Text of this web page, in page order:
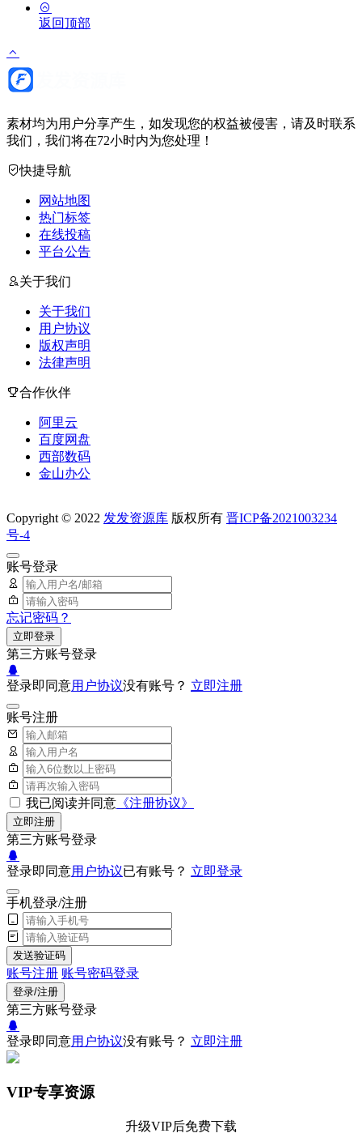
返回顶部
素材均为用户分享产生，如发现您的权益被侵害，请及时联系
我们，我们将在72小时内为您处理！
快捷导航
网站地图
热门标签
在线投稿
平台公告
关于我们
关于我们
用户协议
版权声明
法律声明
合作伙伴
阿里云
百度网盘
西部数码
金山办公
Copyright © 2022 发发资源库 版权所有 晋ICP备2021003234
号-4
账号登录
忘记密码？
立即登录
第三方账号登录
登录即同意用户协议没有账号？ 立即注册
账号注册
我已阅读并同意 《注册协议》
立即注册
第三方账号登录
登录即同意用户协议已有账号？ 立即登录
手机登录/注册
发送验证码
账号注册 账号密码登录
登录/注册
第三方账号登录
登录即同意用户协议没有账号？ 立即注册
VIP专享资源
升级VIP后免费下载